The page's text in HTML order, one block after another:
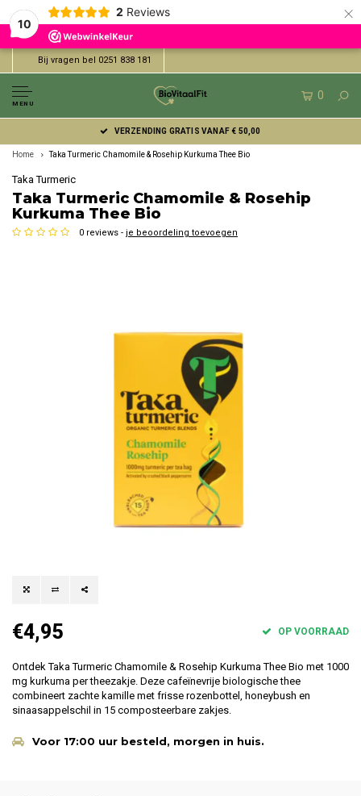
10
2 Reviews ×
Bij vragen bel 0251 838 181
MENU
0
VERZENDING GRATIS VANAF € 50,00
Home Taka Turmeric Chamomile & Rosehip Kurkuma Thee Bio
Taka Turmeric
Taka Turmeric Chamomile & Rosehip
Kurkuma Thee Bio
0 reviews - je beoordeling toevoegen
€4,95 OP VOORRAAD
Ontdek Taka Turmeric Chamomile & Rosehip Kurkuma Thee Bio met 1000
mg kurkuma per theezakje. Deze cafeïnevrije biologische thee
combineert zachte kamille met frisse rozenbottel, honeybush en
sinaasappelschil in 15 composteerbare zakjes.
Voor 17:00 uur besteld, morgen in huis.